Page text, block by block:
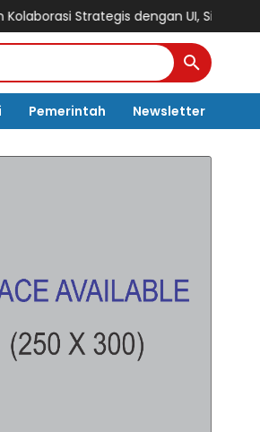
UI, Siapkan MoU Tridharma dan
Pemerintah Newsletter